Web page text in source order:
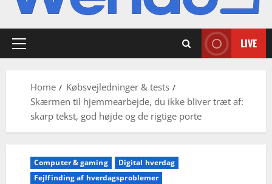
Primary
LIVE
Home
Købsvejledninger & tests
Skærmen til hjemmearbejde, du ikke bliver træt af:
skarp tekst, god højde og de rigtige porte
Computer & gaming
Digital hverdag
Fejlfinding af hverdagsproblemer